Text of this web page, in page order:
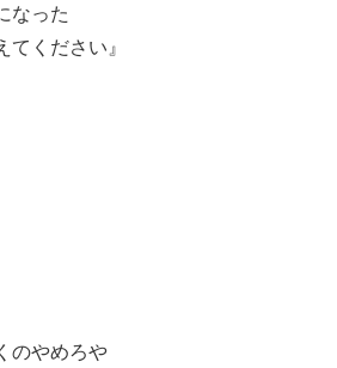
なった
てください』
のやめろや